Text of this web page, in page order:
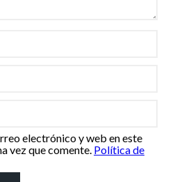
electrónico y web en este
vez que comente. Política de